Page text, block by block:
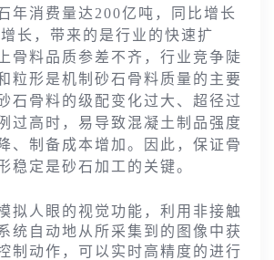
年消费量达200亿吨，同比增长
长，带来的是行业的快速扩
骨料品质参差不齐，行业竞争陡
粒形是机制砂石骨料质量的主要
石骨料的级配变化过大、超径过
过高时，易导致混凝土制品强度
、制备成本增加。因此，保证骨
稳定是砂石加工的关键。
拟人眼的视觉功能，利用非接触
统自动地从所采集到的图像中获
制动作，可以实时高精度的进行